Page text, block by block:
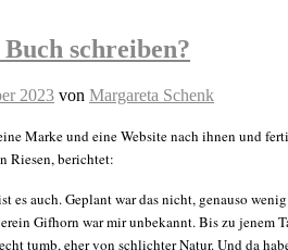
schreiben?
2023 von Margareta Schenk
Marke und eine Website nach ihnen und
Riesen, berichtet:
es auch. Geplant war das nicht, genauso
Gifhorn war mir unbekannt. Bis zu jenem
tumb, eher von schlichter Natur. Und da